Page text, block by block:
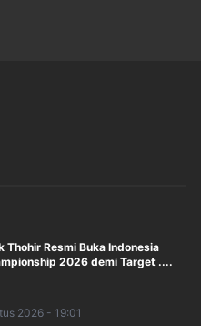
Thohir Resmi Buka Indonesia
2026 demi Target ....
2026 - 19:01